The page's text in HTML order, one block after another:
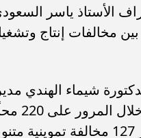
الأستاذ ياسر
تنوعت بين مخالفات إنتاج
شيماء الهندي مدير